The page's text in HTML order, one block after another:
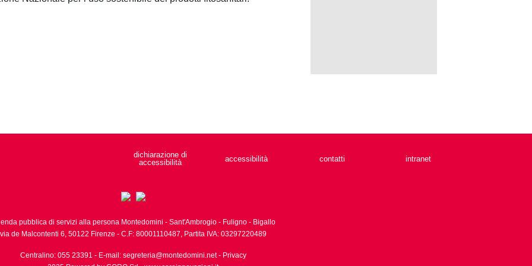
dichiarazione di
accessibilità
accessibilità contatti intranet
pubblica di servizi alla persona Montedomini - Sant'Ambrogio - Fuligno - Bigallo
via de Malcontenti 6, 50122 Firenze - C.F: 80001110487, Partita IVA: 03297220489
Centralino: 055 23391 - E-mail: segreteria@montedomini.net- Privacy